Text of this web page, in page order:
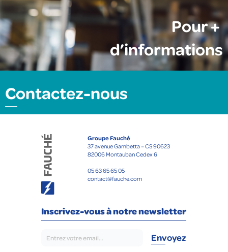
Pour +
d’informations
Contactez-nous
Groupe Fauché
37 avenue Gambetta – CS 90623
82006 Montauban Cedex 6
05 63 65 65 05
contact@fauche.com
Inscrivez-vous à notre newsletter